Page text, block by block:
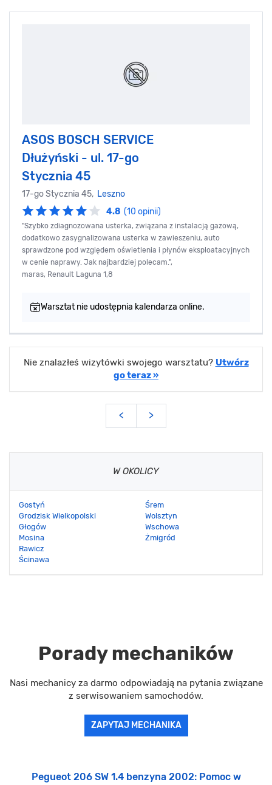
ASOS BOSCH SERVICE
Dłużyński - ul. 17-go
Stycznia 45
17-go Stycznia 45, Leszno
4.8 (10 opinii)
"Szybko zdiagnozowana usterka, związana z instalacją gazową,
dodatkowo zasygnalizowana usterka w zawieszeniu, auto
sprawdzone pod względem oświetlenia i płynów eksploatacyjnych
w cenie naprawy. Jak najbardziej polecam.",
maras, Renault Laguna 1,8
Warsztat nie udostępnia kalendarza online.
Nie znalazłeś wizytówki swojego warsztatu? Utwórz
go teraz »
< >
W OKOLICY
Gostyń
Grodzisk Wielkopolski
Głogów
Mosina
Rawicz
Ścinawa
Śrem
Wolsztyn
Wschowa
Żmigród
Porady mechaników
Nasi mechanicy za darmo odpowiadają na pytania związane
z serwisowaniem samochodów.
ZAPYTAJ MECHANIKA
Pegueot 206 SW 1.4 benzyna 2002: Pomoc w